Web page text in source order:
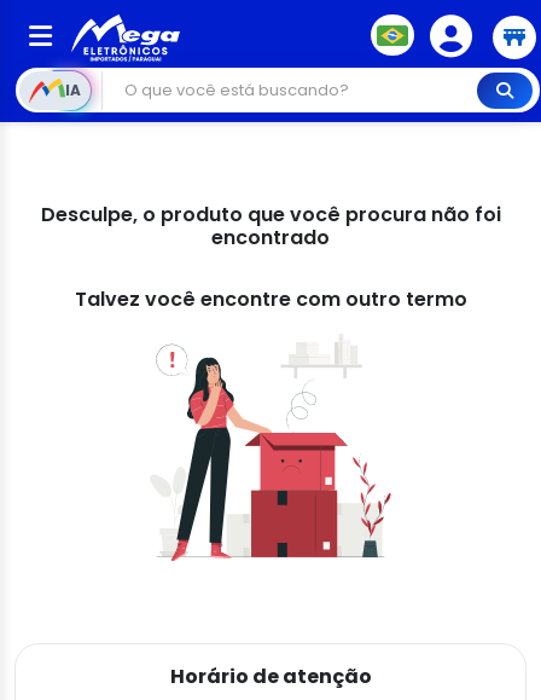
IA
Desculpe, o produto que você procura não foi
encontrado
Talvez você encontre com outro termo
Horário de atenção